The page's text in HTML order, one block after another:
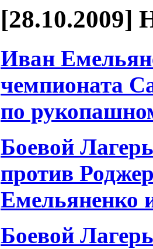
[28.10.2009]
Иван
чемпионата
по
Боевой
против
Емельяненко
Боевой